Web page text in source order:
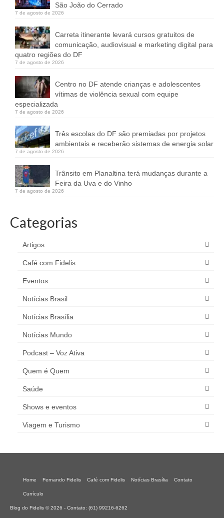
São João do Cerrado
7 de agosto de 2026
Carreta itinerante levará cursos gratuitos de
comunicação, audiovisual e marketing digital para
quatro regiões do DF
7 de agosto de 2026
Centro no DF atende crianças e adolescentes
vítimas de violência sexual com equipe
especializada
7 de agosto de 2026
Três escolas do DF são premiadas por projetos
ambientais e receberão sistemas de energia solar
7 de agosto de 2026
Trânsito em Planaltina terá mudanças durante a
Feira da Uva e do Vinho
7 de agosto de 2026
Categorias
Artigos
Café com Fidelis
Eventos
Notícias Brasil
Notícias Brasília
Notícias Mundo
Podcast – Voz Ativa
Quem é Quem
Saúde
Shows e eventos
Viagem e Turismo
Home Fernando Fidelis Café com Fidelis Notícias Brasília Contato
Currículo
Blog do Fidelis © 2026 - Contato: (61) 99216-6262